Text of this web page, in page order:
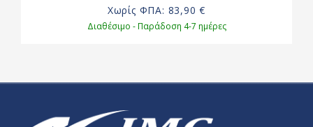
Χωρίς ΦΠΑ: 83,90 €
Διαθέσιμο - Παράδοση 4-7 ημέρες